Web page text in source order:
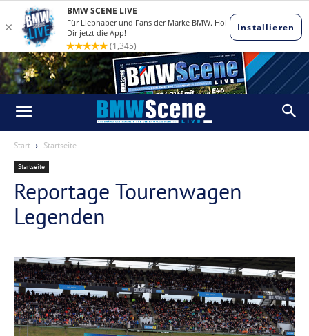
Start Startseite
Startseite
Reportage Tourenwagen
Legenden